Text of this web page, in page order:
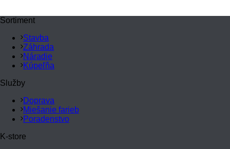
Sortiment
Stavba
Záhrada
Náradie
Kúpeľňa
Služby
Doprava
Miešanie farieb
Poradenstvo
K-store